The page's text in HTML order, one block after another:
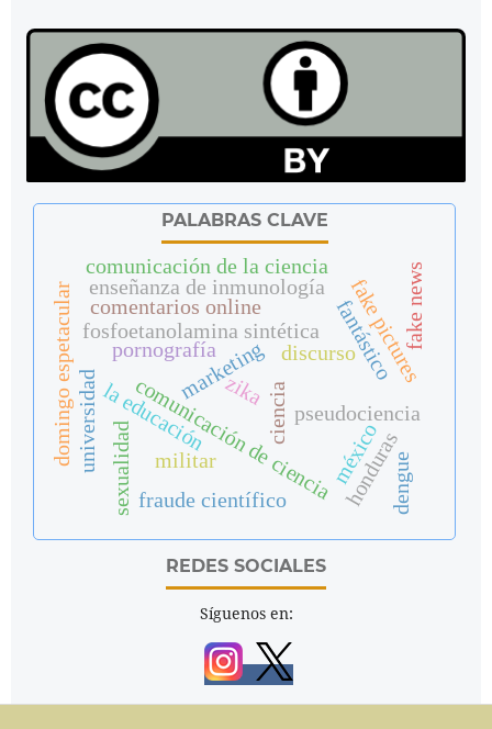
PALABRAS CLAVE
discurso
ciencia
comunicación de ciencia
fosfoetanolamina sintética fantástico
domingo espetacular marketing
la educación pseudociencia
sexualidad
enseñanza de inmunología
honduras
comentarios online
comunicación de la ciencia
universidad
fake pictures
fake news
fraude científico
zika
méxico
militar
pornografía
dengue
REDES SOCIALES
Síguenos en: